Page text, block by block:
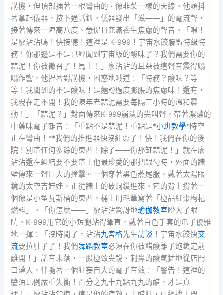
講機，但頂部插著一根彎曲的、像韭菜一樣的天線。他顫抖
著拿起儀器，按下通話鈕。儀器發出「滋——」的電流聲，
接著傳來一陣高八度、急促且充滿養生焦慮的聲音。「喂！
是廖沾沾嗎！快接聽！這裡是 K-999！宇宙水餃聯盟特級特
務！你那邊是不是已經聞到宇宙級的酸味了？我們需要你的
蒜泥！你被徵召了！馬上！」廖沾沾的耳朵被這聲音震得嗡
嗡作響，他捏著對講機，困惑地喊道：「特務？酸味？等
等！我聞到的不是酸味！是麵粉過度膨脹的焦慮味！還有，
我現在走不開！我的陳年老蒜泥需要每隔三小時的溫和震
動！」「蒜泥？」對面傳來K-999崩潰的尖叫聲，帶著濃濃的
中藥味電子雜音：「重點不是蒜泥！重點是*小班教學*時空
正在彎曲！**我們的推進器快沒紅棗了！快！我們在你的後
院！別帶任何多餘的東西！除了——你那缸蒜泥！」就在廖
沾沾還在糾結要不要帶上他最珍愛的那把銀勺時，外面的牆
壁傳來一聲巨大的撞擊。一個穿著黑色燕尾服、戴著太陽眼
鏡的太空吉娃娃，正從牆上的破洞鑽進來。它的背上揹著一
個像是小型瓦斯桶的東西，桶上用毛筆寫著「極品紅棗枸杞
燃料」。「你怎麼——」廖沾沾驚訝地瑜伽教室瞪大了眼
睛。K-999用它的小短腿站得筆直，戴著白色手套的爪子優雅
地一揮：「沒時間了，沾沾九宮格先生訪談 ！宇宙水餃快交
流要拉肚子了！我們舞蹈教室必須在你被醋酸離子炮鎖定前
離開！」話音未落，一股極致尖銳、刺鼻的酸氣猛地從店門
口灌入，伴隨著一個狂妄自大的電子音效：「警告！這裡的
醬油比例嚴重失衡！百分之九十九點九九的醋，才是真